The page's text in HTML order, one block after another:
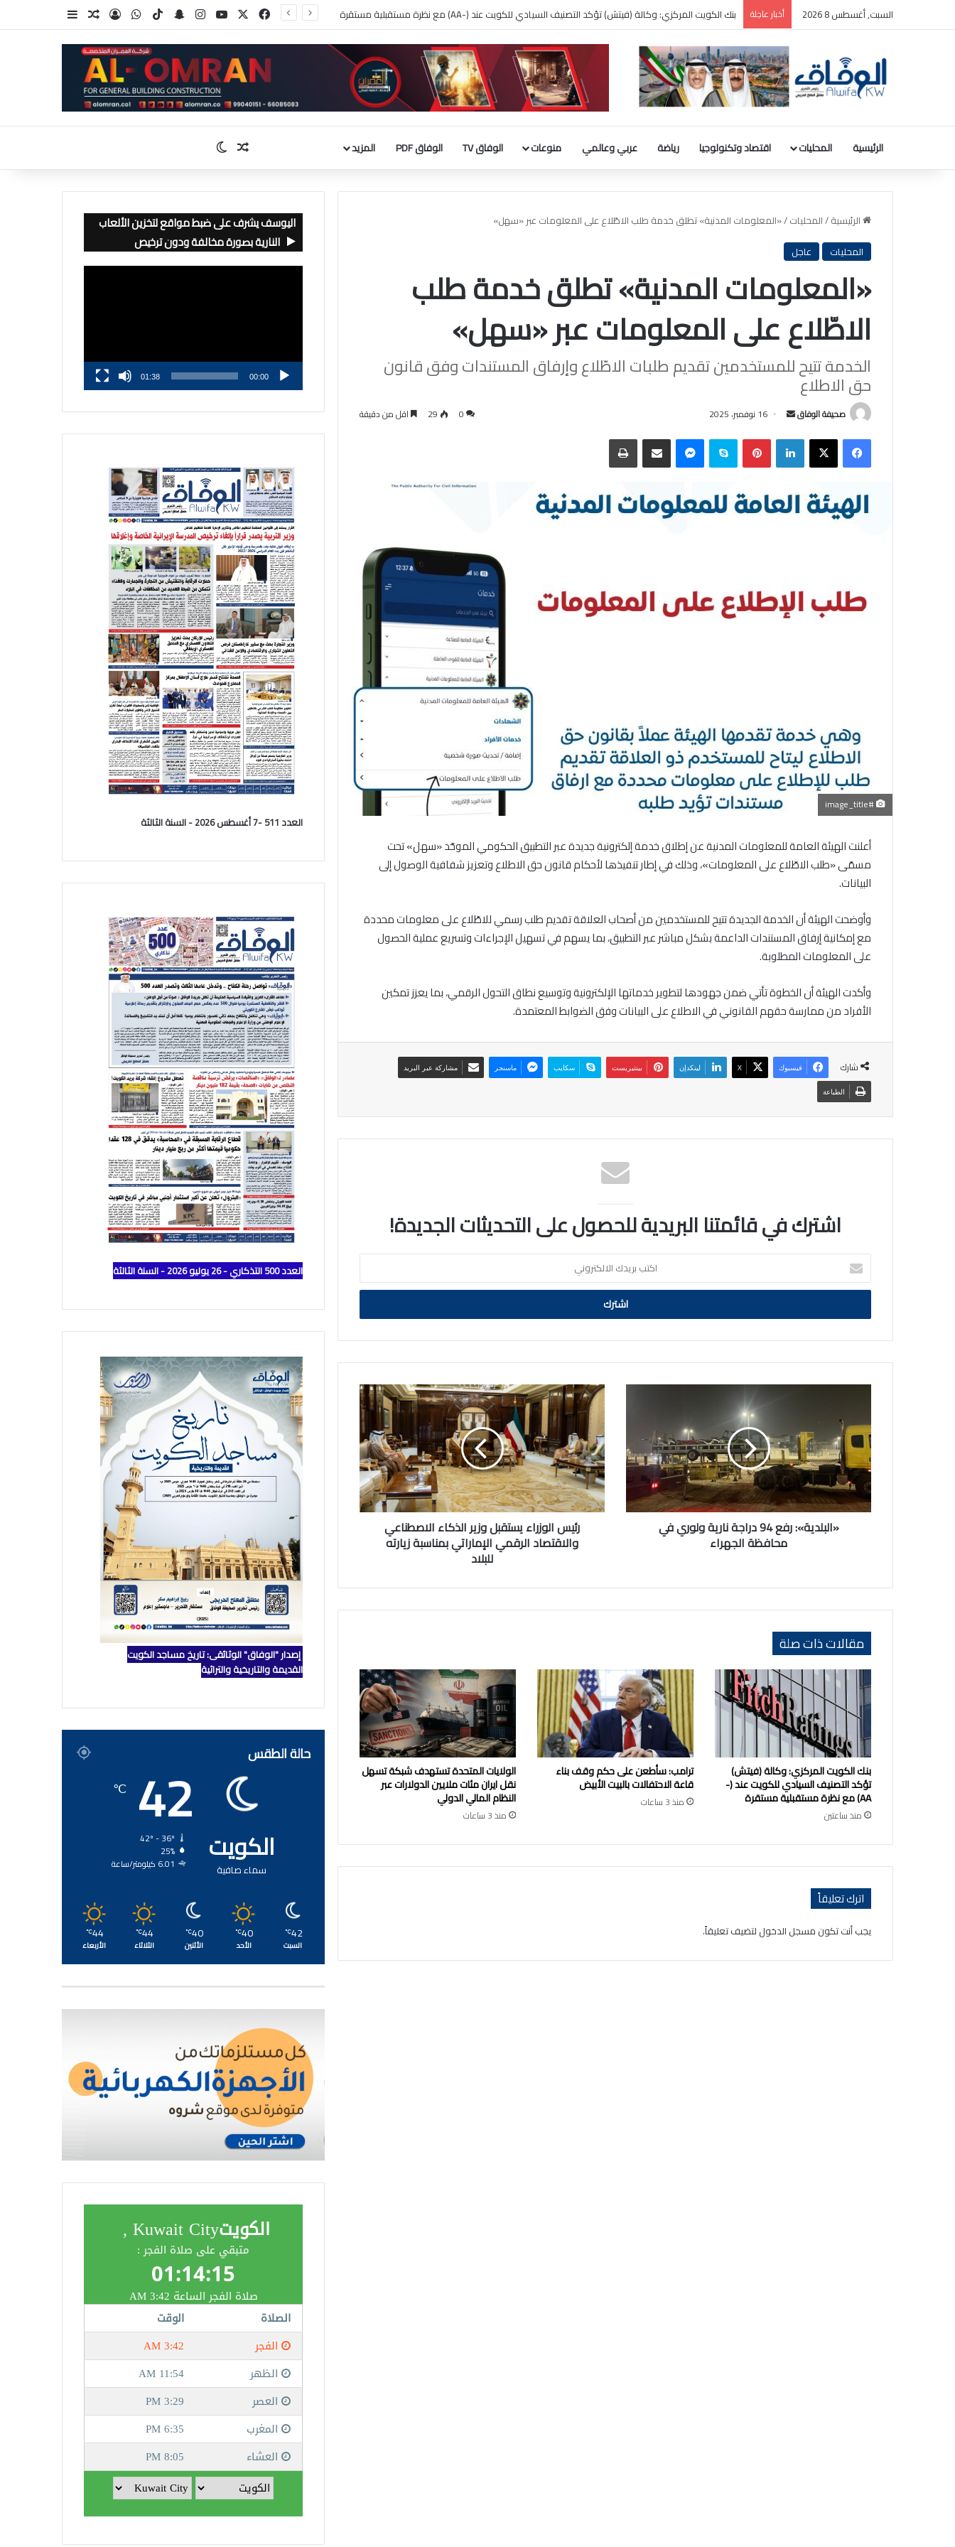
السبت, أغسطس 8 2026 أخبار عاجلة ترامب: سأطعن على حكم وقف بناء قاعة الاحتفالات بالبيت الأبيض فيسبوك ‫YouTubeانستقرامسناب تشات
‫TikTokواتسابتسجيل الدخول
مقال عشوائي
إضافة عمود
الرئيسية المحليات اقتصاد وتكنولوجيا رياضة عربي وعالمي منوعات الوفاق TV الوفاق PDF المزيد مقال عشوائي
الوضع المظلم
الرئيسية/المحليات/«المعلومات المدنية» تطلق خدمة طلب الاطّلاع على المعلومات عبر «سهل»
المحليات
عاجل
«المعلومات المدنية» تطلق خدمة طلب
الاطّلاع على المعلومات عبر «سهل»
الخدمة تتيح للمستخدمين تقديم طلبات الاطّلاع وإرفاق المستندات وفق قانون
حق الاطلاع
صحيفة الوفاق
أرسل
إلكترونيا
16 نوفمبر، 2025 0
29 اقل من دقيقة
فيسبوك‫X لينكدإن بينتيريستسكايب ماسنجر مشاركة عبر البريد الطباعة
#image_title
أعلنت الهيئة العامة للمعلومات المدنية عن إطلاق خدمة إلكترونية جديدة عبر التطبيق الحكومي الموحّد «سهل» تحت
مسمّى «طلب الاطّلاع على المعلومات»، وذلك في إطار تنفيذها لأحكام قانون حق الاطلاع وتعزيز شفافية الوصول إلى
البيانات.
وأوضحت الهيئة أن الخدمة الجديدة تتيح للمستخدمين من أصحاب العلاقة تقديم طلب رسمي للاطّلاع على معلومات محددة
مع إمكانية إرفاق المستندات الداعمة بشكل مباشر عبر التطبيق، بما يسهم في تسهيل الإجراءات وتسريع عملية الحصول
على المعلومات المطلوبة.
وأكدت الهيئة أن الخطوة تأتي ضمن جهودها لتطوير خدماتها الإلكترونية وتوسيع نطاق التحول الرقمي، بما يعزز تمكين
الأفراد من ممارسة حقهم القانوني في الاطلاع على البيانات وفق الضوابط المعتمدة.
شارك فيسبوك ‫X لينكدإن بينتيريست سكايب ماسنجر مشاركة عبر البريد
الطباعة
اشترك في قائمتنا البريدية للحصول على التحديثات الجديدة!
اكتب
بريدك
الالكتروني
94
دراجة
نارية
ولوري
في
محافظة
الجهراء
«البلدية»: رفع 94 دراجة نارية ولوري في
محافظة الجهراء
رئيس
الوزراء
يستقبل
وزير
الذكاء
الاصطناعي
والاقتصاد
الرقمي
الإماراتي
بمناسبةرئيس الوزراء يستقبل وزير الذكاء الاصطناعي
والاقتصاد الرقمي الإماراتي بمناسبة زيارته
للبلاد
مقالات ذات صلة
بنك الكويت المركزي: وكالة (فيتش)
تؤكد التصنيف السيادي للكويت عند (-
AA) مع نظرة مستقبلية مستقرة
منذ ساعتين
ترامب: سأطعن على حكم وقف بناء
قاعة الاحتفالات بالبيت الأبيض
منذ 3 ساعات
الولايات المتحدة تستهدف شبكة تسهل
نقل ايران مئات ملايين الدولارات عبر
النظام المالي الدولي
منذ 3 ساعات
اترك تعليقاً
يجب أنت تكون مسجل الدخول لتضيف تعليقاً.
اليوسف يشرف على ضبط مواقع لتخزين الألعاب
النارية بصورة مخالفة ودون ترخيص
00:00
01:38
العدد 511 -7 أغسطس 2026 - السنة الثالثة
العدد 500 التذكاري - 26 يوليو 2026 - السنة الثالثة
إصدار "الوفاق" الوثائقي: تاريخ مساجد الكويت
القديمة والتاريخية والتراثية
حالة الطقس
الكويت
سماء صافية
42
℃
25%
6.01 كيلومتر/ساعة
42
℃
السبت
40
℃
الأحد
40
℃
الأثنين
44
℃
الثلاثاء
44
℃
الأربعاء